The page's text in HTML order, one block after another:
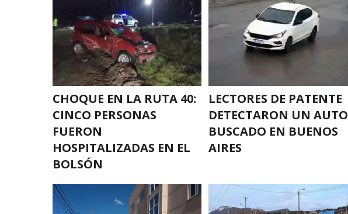
CHOQUE EN LA RUTA 40:
CINCO PERSONAS
FUERON
HOSPITALIZADAS EN EL
BOLSÓN
LECTORES DE PATENTE
DETECTARON UN AUTO
BUSCADO EN BUENOS
AIRES